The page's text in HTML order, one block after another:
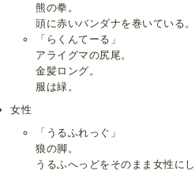
熊の拳。
頭に赤いバンダナを巻いている。
「らくんてーる」
アライグマの尻尾。
金髪ロング。
服は緑。
女性
「うるふれっぐ」
狼の脚。
うるふへっどをそのまま女性にし